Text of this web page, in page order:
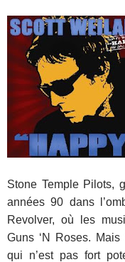
Stone Temple Pilots,
années 90 dans
Revolver, où les
Guns ‘N Roses. Mais
qui n’est pas fort